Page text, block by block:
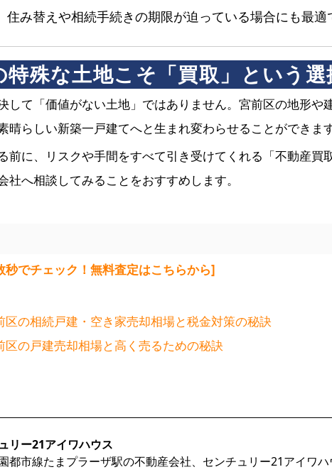
み替えや相続手続きの期限が迫っている場合にも最適
特殊な土地こそ「買取」という選
して「価値がない土地」ではありません。宮前区の地形や
らしい新築一戸建てへと生まれ変わらせることができます
前に、リスクや手間をすべて引き受けてくれる「不動産買
へ相談してみることをおすすめします。
でチェック！無料査定はこちらから]
区の相続戸建・空き家売却相場と税金対策の秘訣
区の戸建売却相場と高く売るための秘訣
リー21アイワハウス
都市線たまプラーザ駅の不動産会社、センチュリー21アイワ